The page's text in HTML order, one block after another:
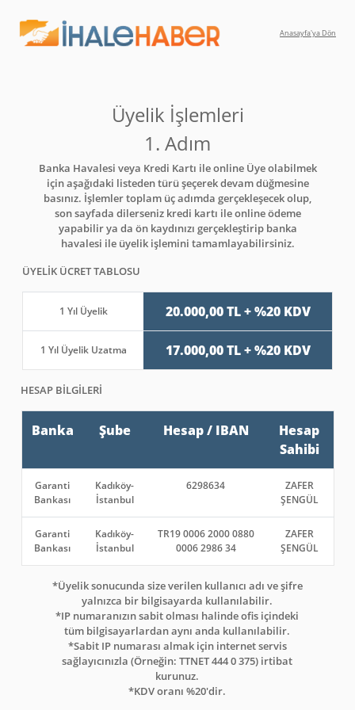
Anasayfa'ya Dön
Üyelik İşlemleri
1. Adım
Banka Havalesi veya Kredi Kartı ile online Üye olabilmek
için aşağıdaki listeden türü şeçerek devam düğmesine
basınız. İşlemler toplam üç adımda gerçekleşecek olup,
son sayfada dilerseniz kredi kartı ile online ödeme
yapabilir ya da ön kaydınızı gerçekleştirip banka
havalesi ile üyelik işlemini tamamlayabilirsiniz.
ÜYELİK ÜCRET TABLOSU
1 Yıl Üyelik 20.000,00 TL + %20 KDV
1 Yıl Üyelik Uzatma 17.000,00 TL + %20 KDV
HESAP BİLGİLERİ
Banka Şube Hesap / IBAN
Hesap
Sahibi
Garanti
Bankası
Kadıköy-
İstanbul
6298634
ZAFER
ŞENGÜL
Garanti
Bankası
Kadıköy-
İstanbul
TR19 0006 2000 0880
0006 2986 34
ZAFER
ŞENGÜL
*Üyelik sonucunda size verilen kullanıcı adı ve şifre
yalnızca bir bilgisayarda kullanılabilir.
*IP numaranızın sabit olması halinde ofis içindeki
tüm bilgisayarlardan aynı anda kullanılabilir.
*Sabit IP numarası almak için internet servis
sağlayıcınızla (Örneğin: TTNET 444 0 375) irtibat
kurunuz.
*KDV oranı %20'dir.